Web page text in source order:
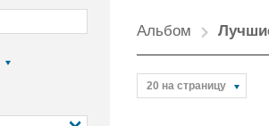
Альбом
20 на страницу